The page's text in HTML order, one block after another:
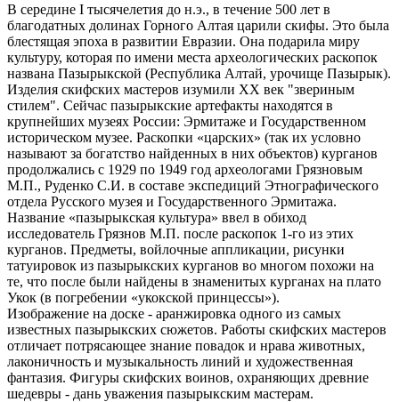
В середине I тысячелетия до н.э., в течение 500 лет в
благодатных долинах Горного Алтая царили скифы. Это была
блестящая эпоха в развитии Евразии. Она подарила миру
культуру, которая по имени места археологических раскопок
названа Пазырыкской (Республика Алтай, урочище Пазырык).
Изделия скифских мастеров изумили XX век "звериным
стилем". Сейчас пазырыкские артефакты находятся в
крупнейших музеях России: Эрмитаже и Государственном
историческом музее. Раскопки «царских» (так их условно
называют за богатство найденных в них объектов) курганов
продолжались с 1929 по 1949 год археологами Грязновым
М.П., Руденко С.И. в составе экспедиций Этнографического
отдела Русского музея и Государственного Эрмитажа.
Название «пазырыкская культура» ввел в обиход
исследователь Грязнов М.П. после раскопок 1-го из этих
курганов. Предметы, войлочные аппликации, рисунки
татуировок из пазырыкских курганов во многом похожи на
те, что после были найдены в знаменитых курганах на плато
Укок (в погребении «укокской принцессы»).
Изображение на доске - аранжировка одного из самых
известных пазырыкских сюжетов. Работы скифских мастеров
отличает потрясающее знание повадок и нрава животных,
лаконичность и музыкальность линий и художественная
фантазия. Фигуры скифских воинов, охраняющих древние
шедевры - дань уважения пазырыкским мастерам.